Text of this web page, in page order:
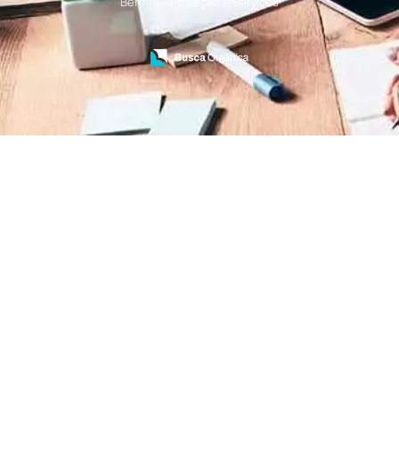
Treinamento de Bombeiros
Treinamento de Brigada
Treinamento de Brigada de Emergência
Treinamento de Brigada de Incêndio
Treinamento de Brigada de Incêndio Valor
Treinamento de Brigadista de Incêndio
Treinamento de Combate a Incêndio NR 23